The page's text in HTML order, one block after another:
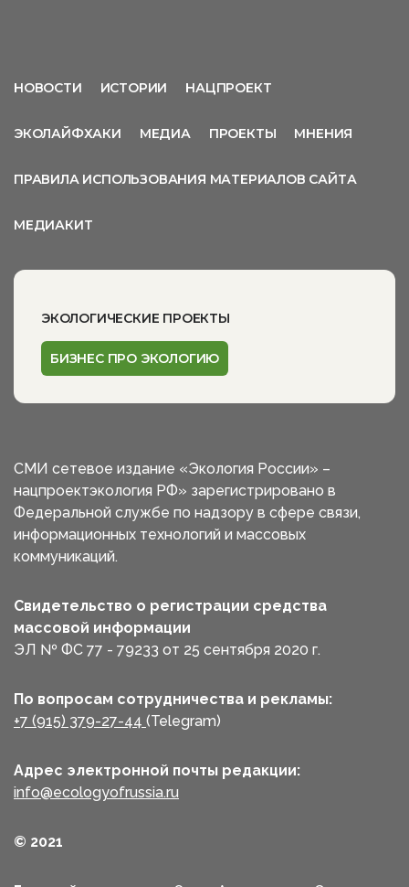
НОВОСТИ ИСТОРИИ НАЦПРОЕКТ
ЭКОЛАЙФХАКИ МЕДИА ПРОЕКТЫ МНЕНИЯ
ПРАВИЛА ИСПОЛЬЗОВАНИЯ МАТЕРИАЛОВ САЙТА
МЕДИАКИТ
ЭКОЛОГИЧЕСКИЕ ПРОЕКТЫ
БИЗНЕС ПРО ЭКОЛОГИЮ
СМИ сетевое издание «Экология России» –
нацпроектэкология РФ» зарегистрировано в
Федеральной службе по надзору в сфере связи,
информационных технологий и массовых
коммуникаций.
Свидетельство о регистрации средства
массовой информации
ЭЛ № ФС 77 - 79233 от 25 сентября 2020 г.
По вопросам сотрудничества и рекламы:
+7 (915) 379-27-44 (Telegram)
Адрес электронной почты редакции:
info@ecologyofrussia.ru
© 2021